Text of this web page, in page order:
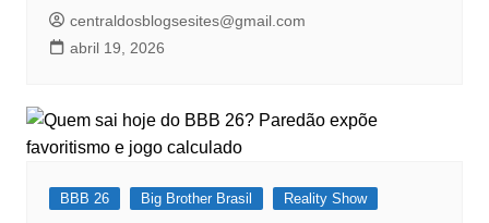
centraldosblogsesites@gmail.com
abril 19, 2026
BBB 26 Big Brother Brasil Reality Show